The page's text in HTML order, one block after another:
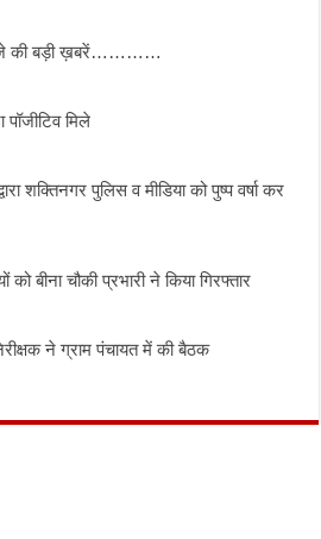
बजे की बड़ी ख़बरें…………
मिले
शक्तिनगर पुलिस व मीडिया को पुष्प वर्षा कर
बीना चौकी प्रभारी ने किया गिरफ्तार
ने ग्राम पंचायत में की बैठक